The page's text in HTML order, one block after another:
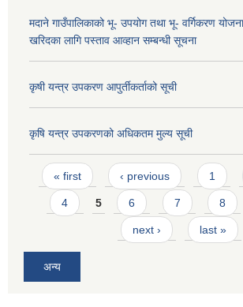
मदाने गाउँपालिकाको भू- उपयोग तथा भू- वर्गिकरण योजना
खरिदका लागि पस्ताव आव्हान सम्बन्धी सूचना
कृषी यन्त्र उपकरण आपुर्तीकर्ताको सूची
कृषि यन्त्र उपकरणको अधिकतम मुल्य सूची
Pages
« first ‹ previous 1
4 5 6 7 8
next › last »
अन्य